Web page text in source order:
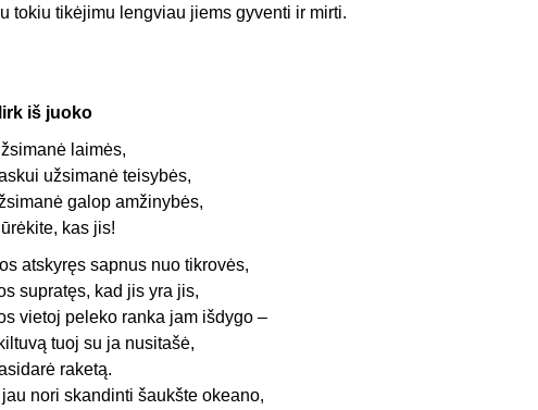
tokiu tikėjimu lengviau jiems gyventi ir mirti.
iš juoko
laimės,
užsimanė teisybės,
galop amžinybės,
kas jis!
atskyręs sapnus nuo tikrovės,
supratęs, kad jis yra jis,
vietoj peleko ranka jam išdygo –
tuoj su ja nusitašė,
raketą.
jau nori skandinti šaukšte okeano,